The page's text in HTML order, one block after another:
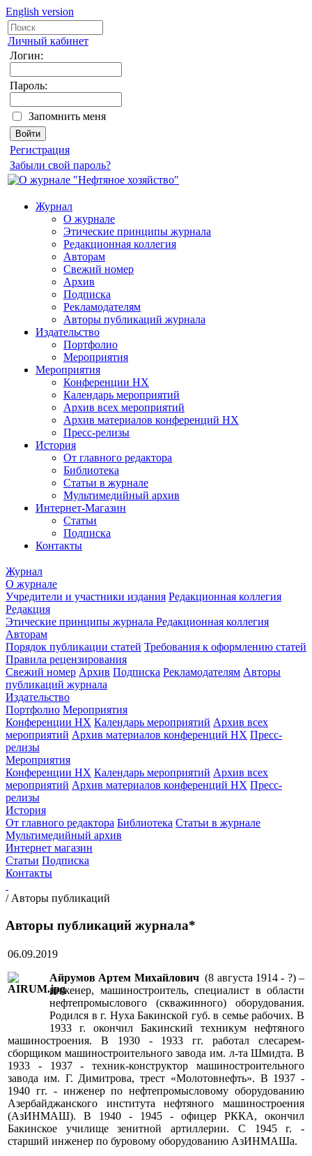
English version
Личный кабинет
Логин:
Пароль:
Запомнить меня
Регистрация
Забыли свой пароль?
Журнал
О журнале
Этические принципы журнала
Редакционная коллегия
Авторам
Свежий номер
Архив
Подписка
Рекламодателям
Авторы публикаций журнала
Издательство
Портфолио
Мероприятия
Мероприятия
Конференции НХ
Календарь мероприятий
Архив всех мероприятий
Архив материалов конференций НХ
Пресс-релизы
История
От главного редактора
Библиотека
Статьи в журнале
Мультимедийный архив
Интернет-Магазин
Статьи
Подписка
Контакты
Журнал
О журнале
Учредители и участники издания Редакционная коллегия
Редакция
Этические принципы журнала Редакционная коллегия
Авторам
Порядок публикации статей Требования к оформлению статей
Правила рецензирования
Свежий номер Архив Подписка Рекламодателям Авторы
публикаций журнала
Издательство
Портфолио Мероприятия
Конференции НХ Календарь мероприятий Архив всех
мероприятий Архив материалов конференций НХ Пресс-
релизы
Мероприятия
Конференции НХ Календарь мероприятий Архив всех
мероприятий Архив материалов конференций НХ Пресс-
релизы
История
От главного редактора Библиотека Статьи в журнале
Мультимедийный архив
Интернет магазин
Статьи Подписка
Контакты
/ Авторы публикаций
Авторы публикаций журнала*
06.09.2019
Айрумов Артем Михайлович(8 августа 1914 - ?) –
инженер, машиностроитель, специалист в области
нефтепромыслового (скважинного) оборудования.
Родился в г. Нуха Бакинской губ. в семье рабочих. В
1933 г. окончил Бакинский техникум нефтяного
машиностроения. В 1930 - 1933 гг. работал слесарем-
сборщиком машиностроительного завода им. л-та Шмидта. В
1933 - 1937 - техник-конструктор машиностроительного
завода им. Г. Димитрова, трест «Молотовнефть». В 1937 -
1940 гг. - инженер по нефтепромысловому оборудованию
Азербайджанского института нефтяного машиностроения
(АзИНМАШ). В 1940 - 1945 - офицер РККА, окончил
Бакинское училище зенитной артиллерии. С 1945 г. -
старший инженер по буровому оборудованию АзИНМАШа.